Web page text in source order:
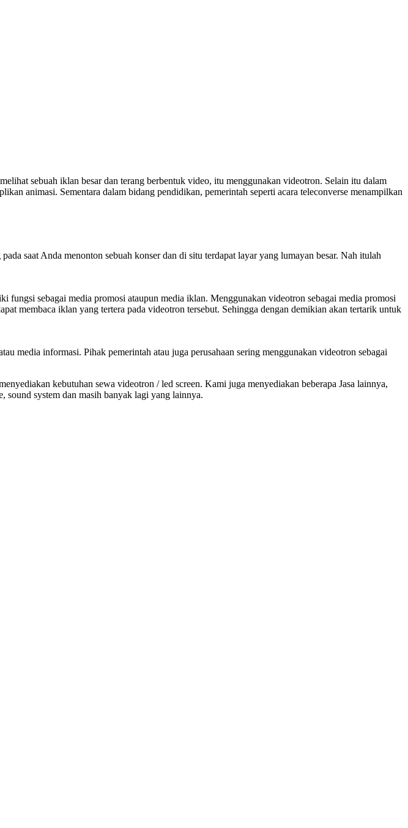
sebuah iklan besar dan terang berbentuk video, itu menggunakan videotron. Selain itu dalam
animasi. Sementara dalam bidang pendidikan, pemerintah seperti acara teleconverse menampilkan
saat Anda menonton sebuah konser dan di situ terdapat layar yang lumayan besar. Nah itulah
sebagai media promosi ataupun media iklan. Menggunakan videotron sebagai media promosi
membaca iklan yang tertera pada videotron tersebut. Sehingga dengan demikian akan tertarik untuk
media informasi. Pihak pemerintah atau juga perusahaan sering menggunakan videotron sebagai
kebutuhan sewa videotron / led screen. Kami juga menyediakan beberapa Jasa lainnya,
sound system dan masih banyak lagi yang lainnya.